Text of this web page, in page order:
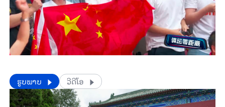
​​ຮູບພາບ ວີດີໂອ